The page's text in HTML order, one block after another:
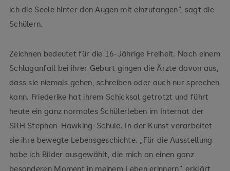
ich die Seele hinter den Augen mit einzufangen“, sagt die
Schülern.
Zeichnen bedeutet für die 16-Jährige Freiheit. Nach einem
Schlaganfall bei ihrer Geburt gingen die Ärzte davon aus,
dass sie niemals gehen, schreiben oder auch nur sprechen
kann. Friederike hat ihrem Schicksal getrotzt und führt
heute ein ganz normales Schülerleben im Internat der
SRH Stephen-Hawking-Schule. In der Kunst verarbeitet
sie ihre bewegte Lebensgeschichte. „Für die Ausstellung
habe ich Bilder ausgewählt, die mich an einen ganz
besonderen Moment in meinem Leben erinnern“, erklärt